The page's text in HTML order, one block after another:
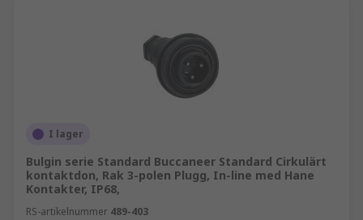
I lager
Bulgin serie Standard Buccaneer Standard Cirkulärt
kontaktdon, Rak 3-polen Plugg, In-line med Hane
Kontakter, IP68,
RS-artikelnummer 489-403